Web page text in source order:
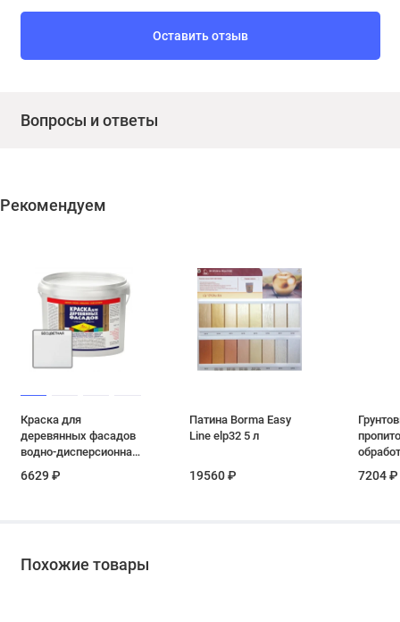
Оставить отзыв
Вопросы и ответы
Рекомендуем
Краска для
деревянных фасадов
водно-дисперсионная
бесцветная 11,5 кг
6629 ₽
Патина Borma Easy
Line elp32 5 л
19560 ₽ 7204 ₽
Похожие товары